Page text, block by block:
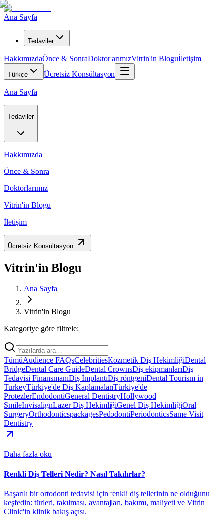
Ana Sayfa
Tedaviler
HakkımızdaÖnce & SonraDoktorlarımızVitrin'in Bloguİletişim
Türkçe Ücretsiz Konsültasyon
Ana Sayfa
Tedaviler
Hakkımızda
Önce & Sonra
Doktorlarımız
Vitrin'in Blogu
İletişim
Ücretsiz Konsültasyon
Vitrin'in Blogu
Ana Sayfa
Vitrin'in Blogu
Kategoriye göre filtrele:
TümüAudience FAQsCelebritiesKozmetik Diş HekimliğiDental
BridgeDental Care GuideDental CrownsDiş ekipmanlarıDiş
Tedavisi FinansmanıDiş İmplantıDiş röntgeniDental Tourism in
TurkeyTürkiye'de Diş KaplamalarıTürkiye'de
ProtezlerEndodontiGeneral DentistryHollywood
SmileInvisalignLazer Diş HekimliğiGenel Diş HekimliğiOral
SurgeryOrthodonticspackagesPedodontiPeriodonticsSame Visit
Dentistry
Daha fazla oku
Renkli Diş Telleri Nedir? Nasıl Takılırlar?
Başarılı bir ortodonti tedavisi için renkli diş tellerinin ne olduğunu
keşfedin: türleri, takılması, avantajları, bakımı, maliyeti ve Vitrin
Clinic'in klinik bakış açısı.